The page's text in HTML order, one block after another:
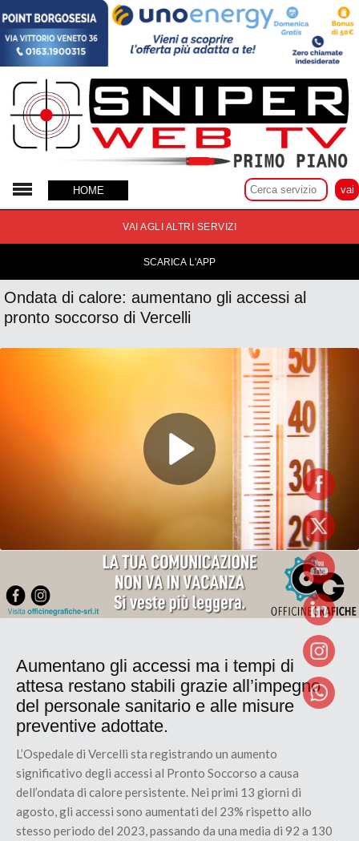
HOME
VAI AGLI ALTRI SERVIZI
SCARICA L'APP
Ondata di calore: aumentano gli accessi al
pronto soccorso di Vercelli
Aumentano gli accessi ma i tempi di
attesa restano stabili grazie all’impegno
del personale sanitario e alle misure
preventive adottate.
L’Ospedale di Vercelli sta registrando un aumento
significativo degli accessi al Pronto Soccorso a causa
dell’ondata di calore persistente. Nei primi 13 giorni di
agosto, gli accessi sono aumentati del 23% rispetto allo
stesso periodo del 2023, passando da una media di 92 a 130